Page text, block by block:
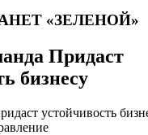
«ЗЕЛЕНОЙ»
Придаст
бизнесу